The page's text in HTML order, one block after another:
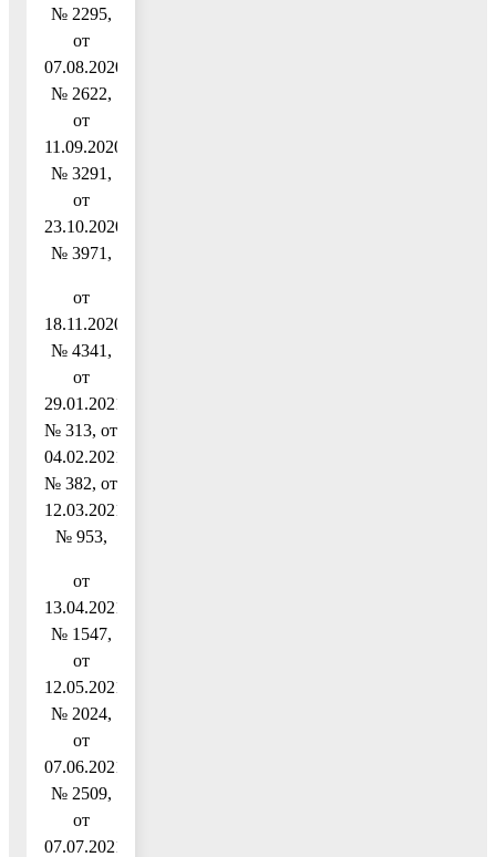
№ 2295,
от
07.08.2020
№ 2622,
от
11.09.2020
№ 3291,
от
23.10.2020
№ 3971,
от
18.11.2020
№ 4341,
от
29.01.2021
№ 313, от
04.02.2021
№ 382, от
12.03.2021
№ 953,
от
13.04.2021
№ 1547,
от
12.05.2021
№ 2024,
от
07.06.2021
№ 2509,
от
07.07.2021